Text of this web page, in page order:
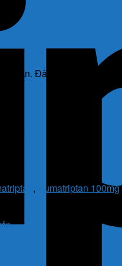
Đây là thuốc được
, Sumatriptan 100mg